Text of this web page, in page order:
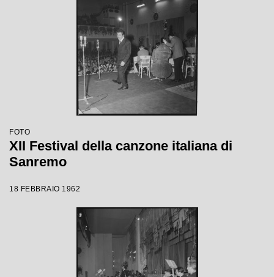
FOTO
XII Festival della canzone italiana di
Sanremo
18 FEBBRAIO 1962